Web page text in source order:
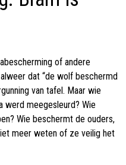
of andere
dat “de wolf beschermd
van tafel. Maar wie
werd meegesleurd? Wie
Wie beschermt de ouders,
meer weten of ze veilig het